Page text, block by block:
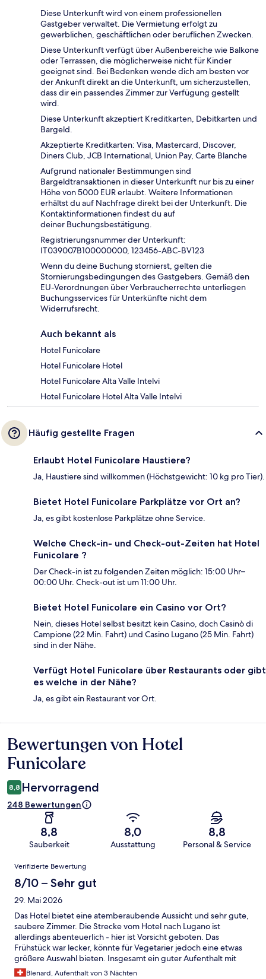
Diese Unterkunft wird von einem professionellen
Gastgeber verwaltet. Die Vermietung erfolgt zu
gewerblichen, geschäftlichen oder beruflichen Zwecken.
Diese Unterkunft verfügt über Außenbereiche wie Balkone
oder Terrassen, die möglicherweise nicht für Kinder
geeignet sind. Bei Bedenken wende dich am besten vor
der Ankunft direkt an die Unterkunft, um sicherzustellen,
dass dir ein passendes Zimmer zur Verfügung gestellt
wird.
Diese Unterkunft akzeptiert Kreditkarten, Debitkarten und
Bargeld.
Akzeptierte Kreditkarten: Visa, Mastercard, Discover,
Diners Club, JCB International, Union Pay, Carte Blanche
Aufgrund nationaler Bestimmungen sind
Bargeldtransaktionen in dieser Unterkunft nur bis zu einer
Höhe von 5000 EUR erlaubt. Weitere Informationen
erhältst du auf Nachfrage direkt bei der Unterkunft. Die
Kontaktinformationen findest du auf
deiner Buchungsbestätigung.
Registrierungsnummer der Unterkunft:
IT039007B100000000, 123456-ABC-BV123
Wenn du deine Buchung stornierst, gelten die
Stornierungsbedingungen des Gastgebers. Gemäß den
EU-Verordnungen über Verbraucherrechte unterliegen
Buchungsservices für Unterkünfte nicht dem
Widerrufsrecht.
Auch bekannt als
Hotel Funicolare
Hotel Funicolare Hotel
Hotel Funicolare Alta Valle Intelvi
Hotel Funicolare Hotel Alta Valle Intelvi
Häufig gestellte Fragen
Erlaubt Hotel Funicolare Haustiere?
Ja, Haustiere sind willkommen (Höchstgewicht: 10 kg pro Tier).
Bietet Hotel Funicolare Parkplätze vor Ort an?
Ja, es gibt kostenlose Parkplätze ohne Service.
Welche Check-in- und Check-out-Zeiten hat Hotel
Funicolare ?
Der Check-in ist zu folgenden Zeiten möglich: 15:00 Uhr–
00:00 Uhr. Check-out ist um 11:00 Uhr.
Bietet Hotel Funicolare ein Casino vor Ort?
Nein, dieses Hotel selbst besitzt kein Casino, doch Casinò di
Campione (22 Min. Fahrt) und Casino Lugano (25 Min. Fahrt)
sind in der Nähe.
Verfügt Hotel Funicolare über Restaurants oder gibt
es welche in der Nähe?
Ja, es gibt ein Restaurant vor Ort.
Bewertungen
Bewertungen von Hotel
Funicolare
8,8 Hervorragend
248 Bewertungen
8,8
Sauberkeit
8,0
Ausstattung
8,8
Personal & Service
Bewertungen
Verifizierte Bewertung
8/10 – Sehr gut
29. Mai 2026
Das Hotel bietet eine atemberaubende Aussicht und sehr gute,
saubere Zimmer. Die Strecke vom Hotel nach Lugano ist
allerdings abenteuerlich - hier ist Vorsicht geboten. Das
Frühstück war lecker, könnte für Vegetarier jedoch eine etwas
größere Auswahl bieten. Insgesamt ein guter Aufenthalt mit
sehr sehr tollen Panoramablick!
Blenard, Aufenthalt von 3 Nächten